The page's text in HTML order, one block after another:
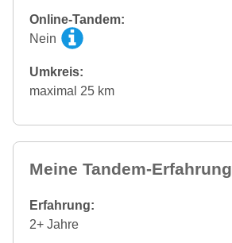
Online-Tandem:
Nein
Umkreis:
maximal 25 km
Meine Tandem-Erfahrung
Erfahrung:
2+ Jahre